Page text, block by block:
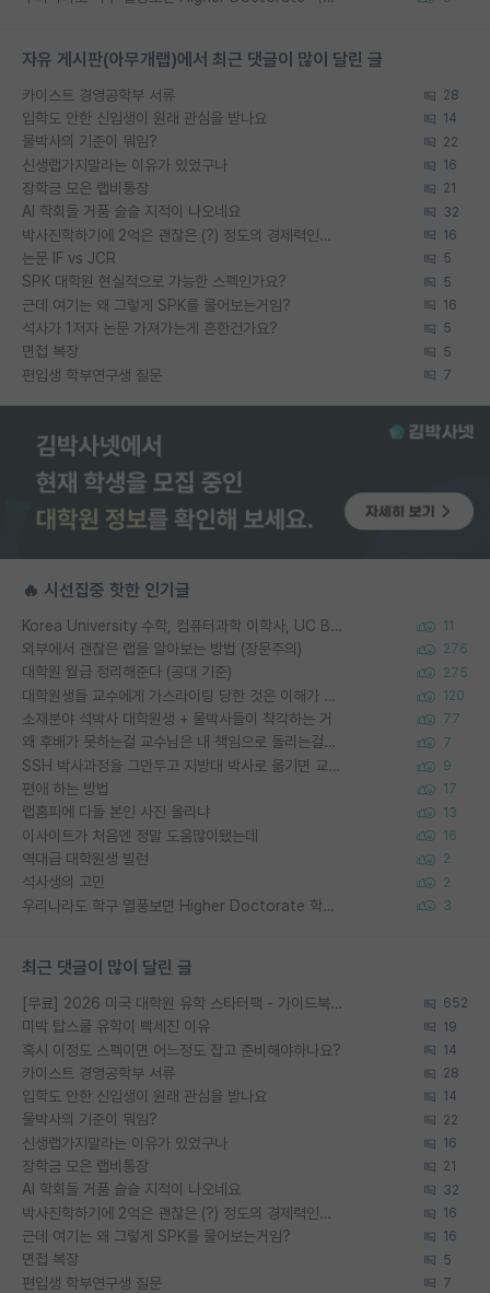
자유 게시판(아무개랩)에서 최근 댓글이 많이 달린 글
카이스트 경영공학부 서류 28
입학도 안한 신입생이 원래 관심을 받나요 14
물박사의 기준이 뭐임? 22
신생랩가지말라는 이유가 있었구나 16
장학금 모은 랩비통장 21
AI 학회들 거품 슬슬 지적이 나오네요 32
박사진학하기에 2억은 괜찮은 (?) 정도의 경제력인가요 16
논문 IF vs JCR 5
SPK 대학원 현실적으로 가능한 스펙인가요? 5
근데 여기는 왜 그렇게 SPK를 물어보는거임? 16
석사가 1저자 논문 가져가는게 흔한건가요? 5
면접 복장 5
편입생 학부연구생 질문 7
🔥 시선집중 핫한 인기글
Korea University 수학, 컴퓨터과학 이학사, UC Berkeley 산업공학 대학원 공학박사가 되는 것은 쉽지 않겠죠? 11
외부에서 괜찮은 랩을 알아보는 방법 (장문주의) 276
대학원 월급 정리해준다 (공대 기준) 275
대학원생들 교수에게 가스라이팅 당한 것은 이해가 갑니다. 안타깝네요. 120
소재분야 석박사 대학원생 + 물박사들이 착각하는 거 77
왜 후배가 못하는걸 교수님은 내 책임으로 돌리는걸까요? 7
SSH 박사과정을 그만두고 지방대 박사로 옮기면 교수의 꿈은 끝일까요? 9
편애 하는 방법 17
랩홈피에 다들 본인 사진 올리냐 13
이사이트가 처음엔 정말 도움많이됐는데 16
역대급 대학원생 빌런 2
석사생의 고민 2
우리나라도 학구 열풍보면 Higher Doctorate 학위가 필요하다고 봅니다. 3
최근 댓글이 많이 달린 글
[무료] 2026 미국 대학원 유학 스타터팩 - 가이드북 & 합격자 컨택메일 템플릿 652
미박 탑스쿨 유학이 빡세진 이유 19
혹시 이정도 스펙이면 어느정도 잡고 준비해야하나요? 14
카이스트 경영공학부 서류 28
입학도 안한 신입생이 원래 관심을 받나요 14
물박사의 기준이 뭐임? 22
신생랩가지말라는 이유가 있었구나 16
장학금 모은 랩비통장 21
AI 학회들 거품 슬슬 지적이 나오네요 32
박사진학하기에 2억은 괜찮은 (?) 정도의 경제력인가요 16
근데 여기는 왜 그렇게 SPK를 물어보는거임? 16
면접 복장 5
편입생 학부연구생 질문 7